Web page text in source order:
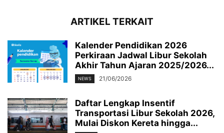
ARTIKEL TERKAIT
Kalender Pendidikan 2026
Perkiraan Jadwal Libur Sekolah
Akhir Tahun Ajaran 2025/2026...
NEWS 21/06/2026
Daftar Lengkap Insentif
Transportasi Libur Sekolah 2026,
Mulai Diskon Kereta hingga...